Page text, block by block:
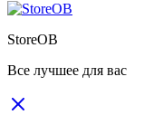
StoreOB
Все лучшее для вас